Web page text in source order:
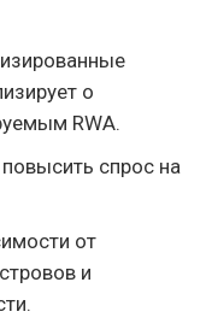
о
RWA.
спрос на
от
и